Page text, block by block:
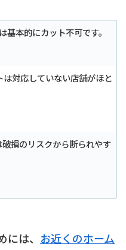
基本的にカット不可です。
対応していない店舗がほと
損のリスクから断られやす
は、 お近くのホーム